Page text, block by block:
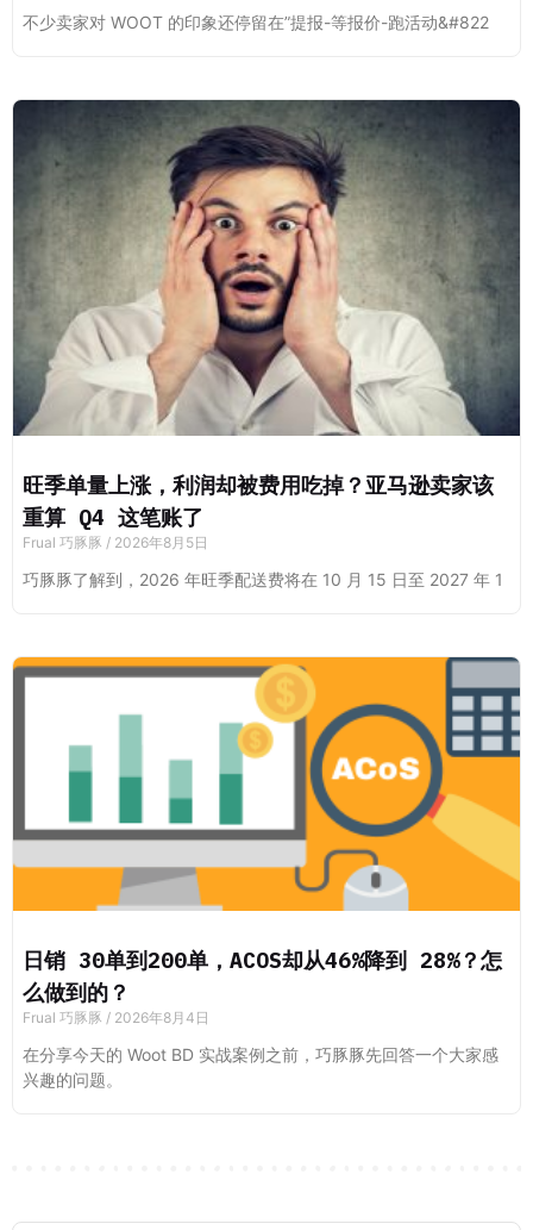
不少卖家对 WOOT 的印象还停留在”提报-等报价-跑活动&#822
旺季单量上涨，利润却被费用吃掉？亚马逊卖家该
重算 Q4 这笔账了
Frual 巧豚豚 2026年8月5日
巧豚豚了解到，2026 年旺季配送费将在 10 月 15 日至 2027 年 1
日销 30单到200单，ACOS却从46%降到 28%？怎
么做到的？
Frual 巧豚豚 2026年8月4日
在分享今天的 Woot BD 实战案例之前，巧豚豚先回答一个大家感
兴趣的问题。